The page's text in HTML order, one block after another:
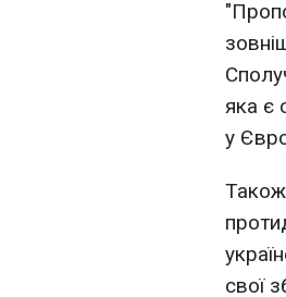
яка є
у
свої